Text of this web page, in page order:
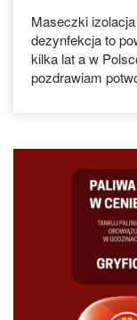
Maseczki
dezynfekcja to
kilka lat a w
pozdrawiam